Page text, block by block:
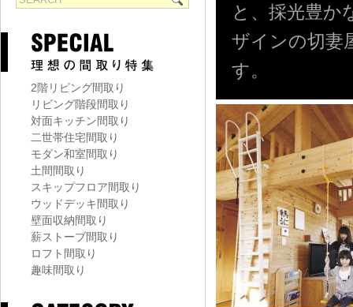
と、採光豊か
ザインの切妻
す。
2階リビング間取り
リビング階段間取り
対面キッチン間取り
二世帯住宅間取り
モダン和室間取り
土間間取り
スキップフロア間取り
ウッドデッキ間取り
壁面収納間取り
薪ストーブ間取り
ロフト間取り
趣味間取り